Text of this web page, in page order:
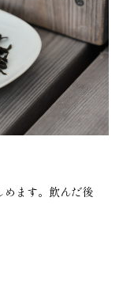
めます。飲んだ後